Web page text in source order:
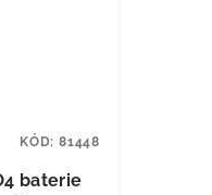
baterie
KÓD: 81448